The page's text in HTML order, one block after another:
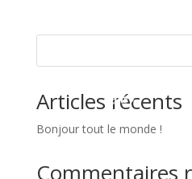
Articles récents
Bonjour tout le monde !
Commentaires